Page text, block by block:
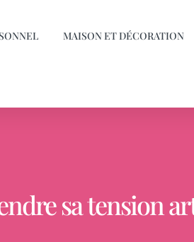
MAISON ET DÉCORATION
sa tension